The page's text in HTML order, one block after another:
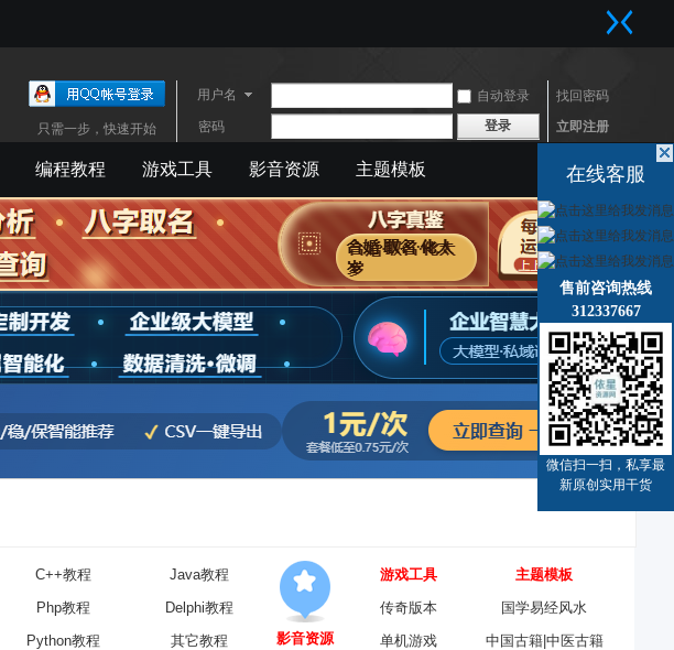
用户名 自动登录
找回密码
密码
登录 立即注册
只需一步，快速开始
快捷导航
编程教程 游戏工具 影音资源 主题模板
C++教程
Java教程
Php教程
Delphi教程
Python教程
其它教程 影音资源
游戏工具
主题模板
传奇版本
国学易经风水
单机游戏
中国古籍|中医古籍
在线客服
售前咨询热线
312337667
微信扫一扫，私享最
新原创实用干货